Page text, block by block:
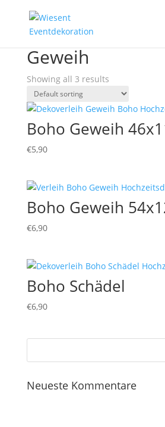
Geweih
Showing all 3 results
Boho Geweih
€5,90
Boho Geweih
€6,90
Boho Schädel
€6,90
Neueste Kommentare